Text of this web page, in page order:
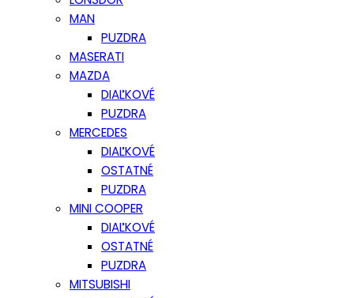
MAN
PUZDRA
MASERATI
MAZDA
DIAĽKOVÉ
PUZDRA
MERCEDES
DIAĽKOVÉ
OSTATNÉ
PUZDRA
MINI COOPER
DIAĽKOVÉ
OSTATNÉ
PUZDRA
MITSUBISHI